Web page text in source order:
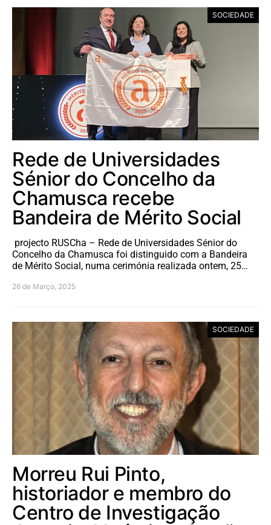
SOCIEDADE
Rede de Universidades
Sénior do Concelho da
Chamusca recebe
Bandeira de Mérito Social
projecto RUSCha – Rede de Universidades Sénior do
Concelho da Chamusca foi distinguido com a Bandeira
de Mérito Social, numa cerimónia realizada ontem, 25…
26 de Março, 2025
SOCIEDADE
Morreu Rui Pinto,
historiador e membro do
Centro de Investigação